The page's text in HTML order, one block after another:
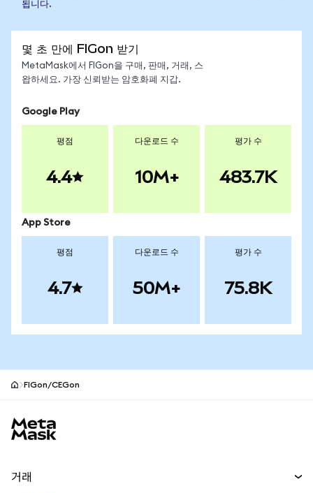
됩니다.
몇 초 만에 FIGon 받기
MetaMask에서 FIGon을 구매, 판매, 거래, 스
왑하세요. 가장 신뢰받는 암호화폐 지갑.
Google Play
평점
4.4
다운로드 수
10M+
평가 수
483.7K
App Store
평점
4.7
다운로드 수
50M+
평가 수
75.8K
FIGon/CEGon
거래